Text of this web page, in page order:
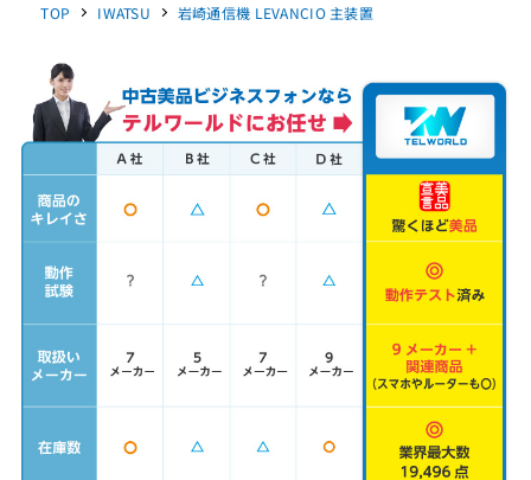
TOP IWATSU 岩崎通信機 LEVANCIO 主装置